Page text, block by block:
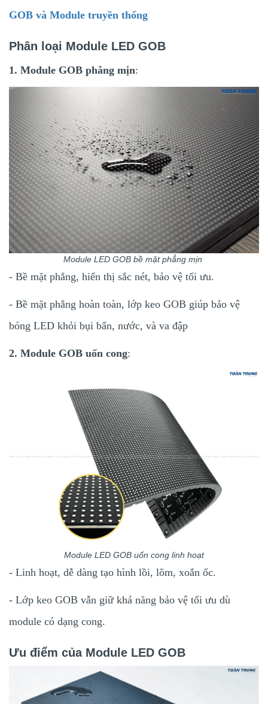
GOB và Module truyền thống
Phân loại Module LED GOB
1. Module GOB phẳng mịn:
Module LED GOB bề mặt phẳng mịn
- Bề mặt phẳng, hiển thị sắc nét, bảo vệ tối ưu.
- Bề mặt phẳng hoàn toàn, lớp keo GOB giúp bảo vệ
bóng LED khỏi bụi bẩn, nước, và va đập
2. Module GOB uốn cong:
Module LED GOB uốn cong linh hoạt
- Linh hoạt, dễ dàng tạo hình lồi, lõm, xoắn ốc.
- Lớp keo GOB vẫn giữ khả năng bảo vệ tối ưu dù
module có dạng cong.
Ưu điểm của Module LED GOB